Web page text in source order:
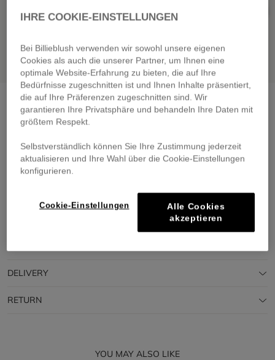
Knitted cardiganpink
Pay in 4 interest-free instalments
🔒 Secure payment & easy returns
DELIVERY
RETURN
YOU MAY ALSO LIKE
IHRE COOKIE-EINSTELLUNGEN
Bei Billieblush verwenden wir sowohl unsere eigenen
Cookies als auch die unserer Partner, um Ihnen eine
optimale Website-Erfahrung zu bieten, die auf Ihre
Bedürfnisse zugeschnitten ist und Ihnen Inhalte präsentiert,
die auf Ihre Präferenzen zugeschnitten sind. Wir
garantieren Ihre Privatsphäre und behandeln Ihre Daten mit
größtem Respekt.
Selbstverständlich können Sie Ihre Zustimmung jederzeit
aktualisieren und Ihre Wahl über die Cookie-Einstellungen
konfigurieren.
Cookie-Einstellungen
Alle Cookies
akzeptieren